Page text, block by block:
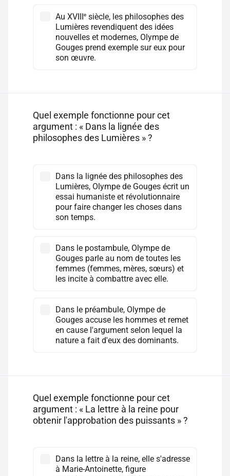
Au XVIIIe siècle, les philosophes des
Lumières revendiquent des idées
nouvelles et modernes, Olympe de
Gouges prend exemple sur eux pour
son œuvre.
Quel exemple fonctionne pour cet
argument : « Dans la lignée des
philosophes des Lumières » ?
Dans la lignée des philosophes des
Lumières, Olympe de Gouges écrit un
essai humaniste et révolutionnaire
pour faire changer les choses dans
son temps.
Dans le postambule, Olympe de
Gouges parle au nom de toutes les
femmes (femmes, mères, sœurs) et
les incite à combattre avec elle.
Dans le préambule, Olympe de
Gouges accuse les hommes et remet
en cause l'argument selon lequel la
nature a fait d'eux des dominants.
Quel exemple fonctionne pour cet
argument : « La lettre à la reine pour
obtenir l'approbation des puissants » ?
Dans la lettre à la reine, elle s'adresse
à Marie-Antoinette, figure